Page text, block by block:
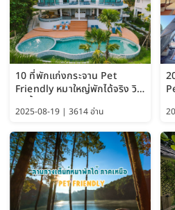
10 ที่พักแก่งกระจาน Pet
Friendly หมาใหญ่พักได้จริง วิว
2025-08-19 | 3614 อ่าน